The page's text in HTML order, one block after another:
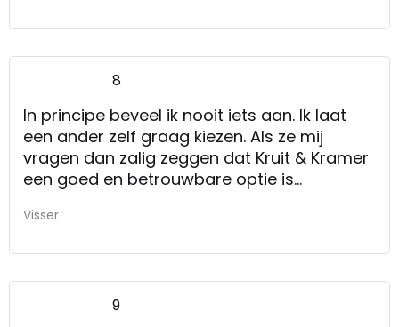
8
In principe beveel ik nooit iets aan. Ik laat
een ander zelf graag kiezen. Als ze mij
vragen dan zalig zeggen dat Kruit & Kramer
een goed en betrouwbare optie is
beter.
Visser
9